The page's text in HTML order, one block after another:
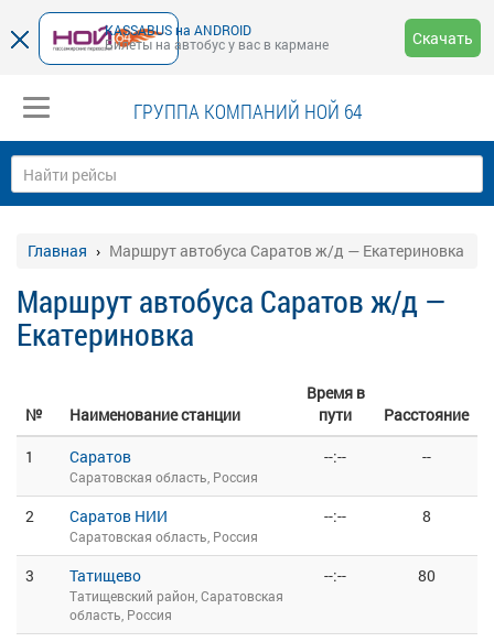
KASSABUS на ANDROID
Билеты на автобус у вас в кармане
Скачать
ГРУППА КОМПАНИЙ НОЙ 64
Главная Маршрут автобуса Саратов ж/д — Екатериновка
Маршрут автобуса Саратов ж/д —
Екатериновка
№ Наименование станции
Время в
пути
Расстояние
1
Саратов
Саратовская область, Россия
--:-- --
2 Саратов НИИ
Саратовская область, Россия
--:-- 8
3 Татищево
Татищевский район, Саратовская
область, Россия
--:-- 80